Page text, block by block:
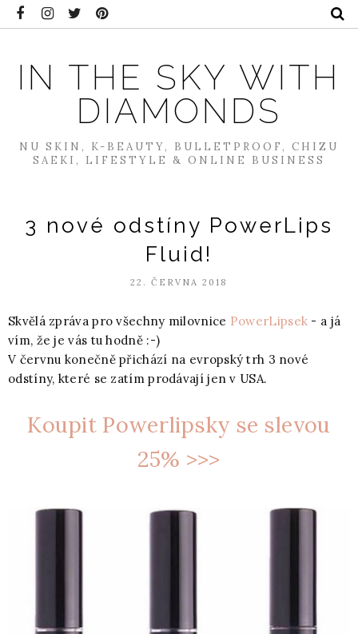
IN THE SKY WITH
DIAMONDS
NU SKIN, K-BEAUTY, BULLETPROOF, CHIZU
SAEKI, LIFESTYLE & ONLINE BUSINESS
3 nové odstíny PowerLips
Fluid!
22. ČERVNA 2018
Skvělá zpráva pro všechny milovnice PowerLipsek - a já
vím, že je vás tu hodně :-)
V červnu konečně přichází na evropský trh 3 nové
odstíny, které se zatím prodávají jen v USA.
Koupit Powerlipsky se slevou
25% >>>